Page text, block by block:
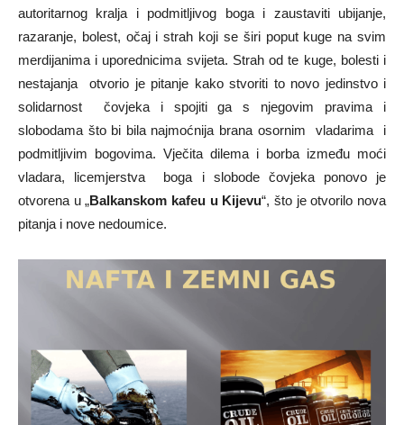
autoritarnog kralja i podmitljivog boga i zaustaviti ubijanje,
razaranje, bolest, očaj i strah koji se širi poput kuge na svim
merdijanima i uporednicima svijeta. Strah od te kuge, bolesti i
nestajanja otvorio je pitanje kako stvoriti to novo jedinstvo i
solidarnost čovjeka i spojiti ga s njegovim pravima i
slobodama što bi bila najmoćnija brana osornim vladarima i
podmitljivim bogovima. Vječita dilema i borba između moći
vladara, licemjerstva boga i slobode čovjeka ponovo je
otvorena u „Balkanskom kafeu u Kijevu“, što je otvorilo nova
pitanja i nove nedoumice.